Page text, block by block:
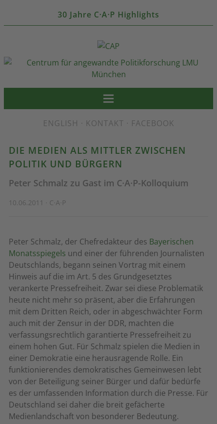
30 Jahre C·A·P Highlights
ENGLISH · KONTAKT · FACEBOOK
DIE MEDIEN ALS MITTLER ZWISCHEN
POLITIK UND BÜRGERN
Peter Schmalz zu Gast im C·A·P-Kolloquium
10.06.2011 · C·A·P
Peter Schmalz, der Chefredakteur des Bayerischen
Monatsspiegels und einer der führenden Journalisten
Deutschlands, begann seinen Vortrag mit einem
Hinweis auf die im Art. 5 des Grundgesetztes
verankerte Pressefreiheit. Zwar sei diese Problematik
heute nicht mehr so präsent, aber die Erfahrungen
mit dem Dritten Reich, oder in abgeschwächter Form
auch mit der Zensur in der DDR, machten die
verfassungsrechtlich garantierte Pressefreiheit zu
einem hohen Gut. Für Schmalz spielen die Medien in
einer Demokratie eine herausragende Rolle. Ein
funktionierendes demokratisches Gemeinwesen lebt
von der Beteiligung seiner Bürger und dafür bedürfe
es der umfassenden Information durch die Presse. Für
Deutschland sei daher die breit gefächerte
Medienlandschaft von besonderer Bedeutung.